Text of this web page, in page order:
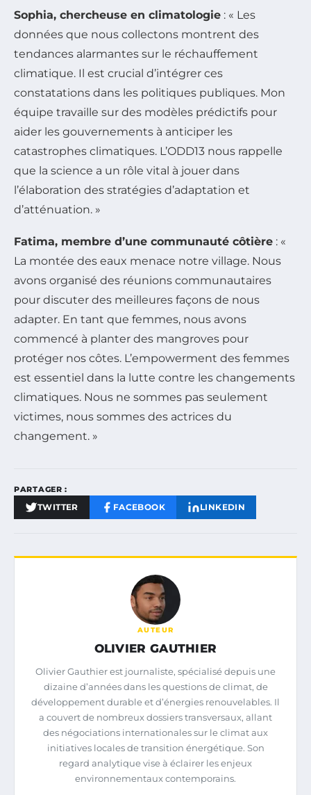
Sophia, chercheuse en climatologie : « Les
données que nous collectons montrent des
tendances alarmantes sur le réchauffement
climatique. Il est crucial d’intégrer ces
constatations dans les politiques publiques. Mon
équipe travaille sur des modèles prédictifs pour
aider les gouvernements à anticiper les
catastrophes climatiques. L’ODD13 nous rappelle
que la science a un rôle vital à jouer dans
l’élaboration des stratégies d’adaptation et
d’atténuation. »
Fatima, membre d’une communauté côtière : «
La montée des eaux menace notre village. Nous
avons organisé des réunions communautaires
pour discuter des meilleures façons de nous
adapter. En tant que femmes, nous avons
commencé à planter des mangroves pour
protéger nos côtes. L’empowerment des femmes
est essentiel dans la lutte contre les changements
climatiques. Nous ne sommes pas seulement
victimes, nous sommes des actrices du
changement. »
PARTAGER :
TWITTER FACEBOOK LINKEDIN
AUTEUR
OLIVIER GAUTHIER
Olivier Gauthier est journaliste, spécialisé depuis une
dizaine d’années dans les questions de climat, de
développement durable et d’énergies renouvelables. Il
a couvert de nombreux dossiers transversaux, allant
des négociations internationales sur le climat aux
initiatives locales de transition énergétique. Son
regard analytique vise à éclairer les enjeux
environnementaux contemporains.